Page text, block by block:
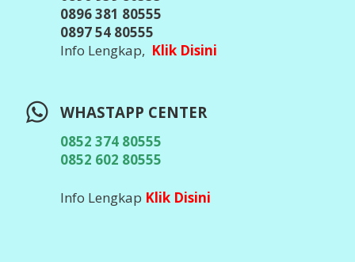
0896 381 80555
0897 54 80555
Info Lengkap, Klik Disini
WHASTAPP CENTER
0852 374 80555
0852 602 80555
Info Lengkap Klik Disini